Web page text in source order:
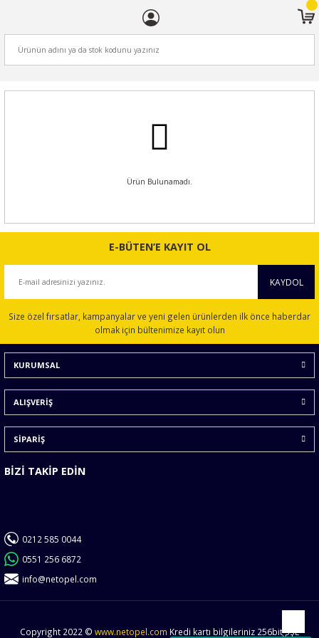
Ürün Bulunamadı.
E-BÜTEN’E KAYIT OL
KAYDOL
Size özel fırsatlar, kampanyalar ve yeni gelen ürünlerden ilk önce haberdar
olmak için bültenimize kayıt olun
KURUMSAL
ALIŞVERİŞ
SİPARİŞ
BİZİ TAKİP EDİN
0212 585 0044
0551 256 6872
info@netopel.com
Copyright 2022 © www.netopel.com Kredi kartı bilgileriniz 256bit SSL